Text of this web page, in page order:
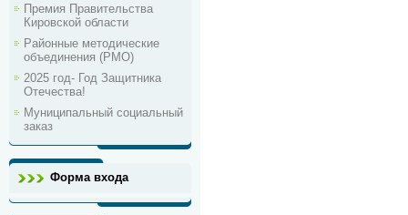
Премия Правительства
Кировской области
Районные методические
объединения (РМО)
2025 год- Год Защитника
Отечества!
Муниципальный социальный
заказ
Форма входа